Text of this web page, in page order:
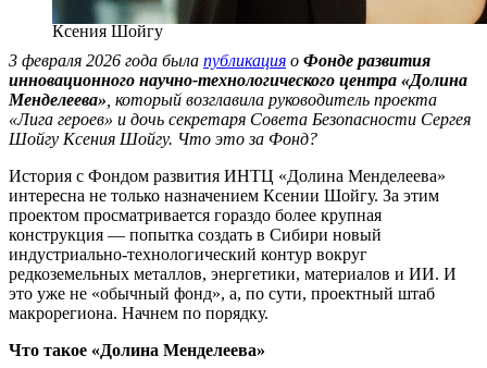
Ксения Шойгу
3 февраля 2026 года была публикация о Фонде развития
инновационного научно-технологического центра «Долина
Менделеева» , который возглавила руководитель проекта
«Лига героев» и дочь секретаря Совета Безопасности Сергея
Шойгу Ксения Шойгу. Что это за Фонд?
История с Фондом развития ИНТЦ «Долина Менделеева»
интересна не только назначением Ксении Шойгу. За этим
проектом просматривается гораздо более крупная
конструкция — попытка создать в Сибири новый
индустриально-технологический контур вокруг
редкоземельных металлов, энергетики, материалов и ИИ. И
это уже не «обычный фонд», а, по сути, проектный штаб
макрорегиона. Начнем по порядку.
Что такое «Долина Менделеева»